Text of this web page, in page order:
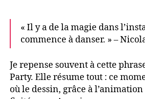
« Il y a de la magie dans
commence à danser. » –
Je repense souvent à cette
Party. Elle résume tout : ce
où le dessin, grâce à